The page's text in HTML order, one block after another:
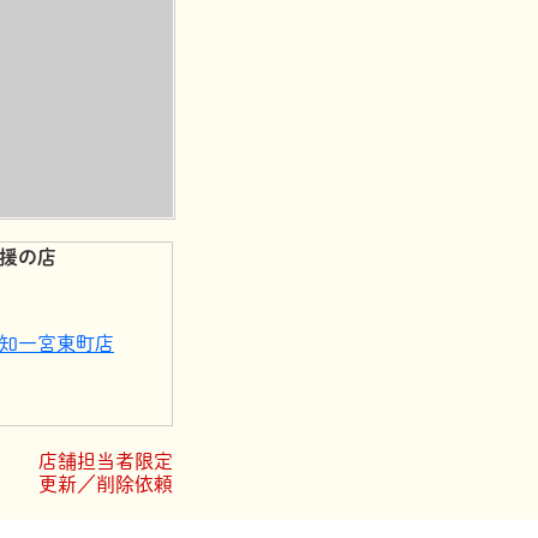
の店
一宮東町店
一宮店
高知支店
店舗担当者限定
更新／削除依頼